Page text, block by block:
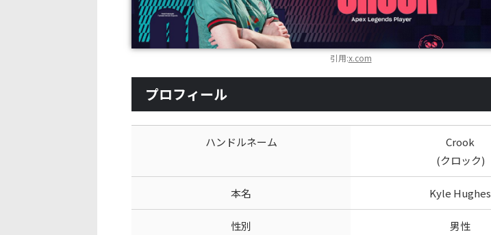
引用:x.com
プロフィール
ハンドルネーム
Crook
(クロック)
本名 Kyle Hughes
性別 男性